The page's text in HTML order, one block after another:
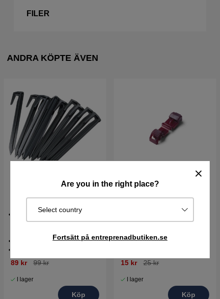
Are you in the right place?
Select country
Fortsätt på entreprenadbutiken.se
FILER
ANDRA KÖPTE ÄVEN
begränsnings/guidekabel på
89 kr 99 kr
I lager
Köp
Original 3M koppling
15 kr 25 kr
I lager
Köp